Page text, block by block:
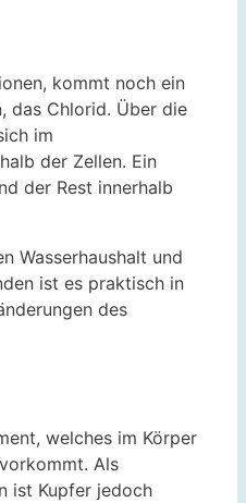
kommt noch ein
das Chlorid. Über die
im
der Zellen. Ein
der Rest innerhalb
Wasserhaushalt und
ist es praktisch in
des
welches im Körper
Als
ist Kupfer jedoch